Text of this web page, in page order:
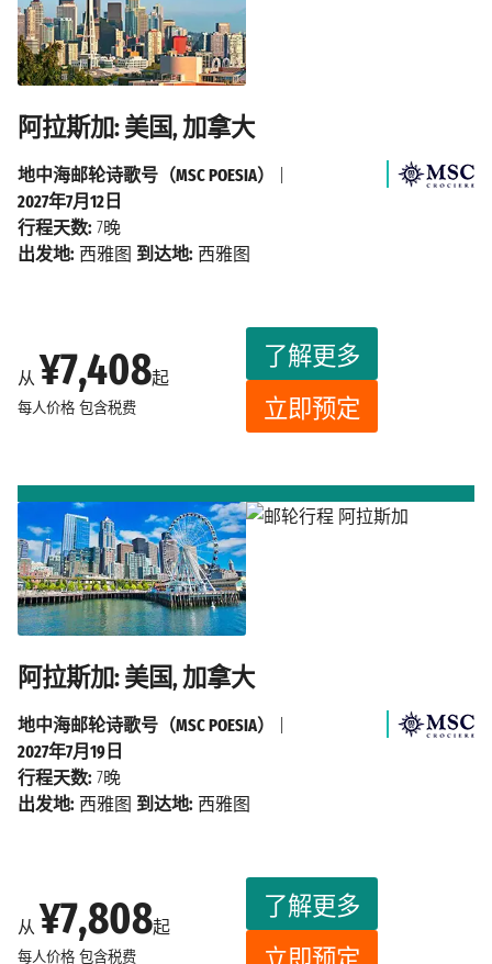
阿拉斯加: 美国, 加拿大
从 ¥7,408起
每人价格 包含税费
了解更多
立即预定
地中海邮轮诗歌号（MSC POESIA）
2027年7月12日
行程天数: 7晚
出发地: 西雅图 到达地: 西雅图
阿拉斯加: 美国, 加拿大
从 ¥7,808起
每人价格 包含税费
了解更多
地中海邮轮诗歌号（MSC POESIA）
2027年7月19日
行程天数: 7晚
出发地: 西雅图 到达地: 西雅图